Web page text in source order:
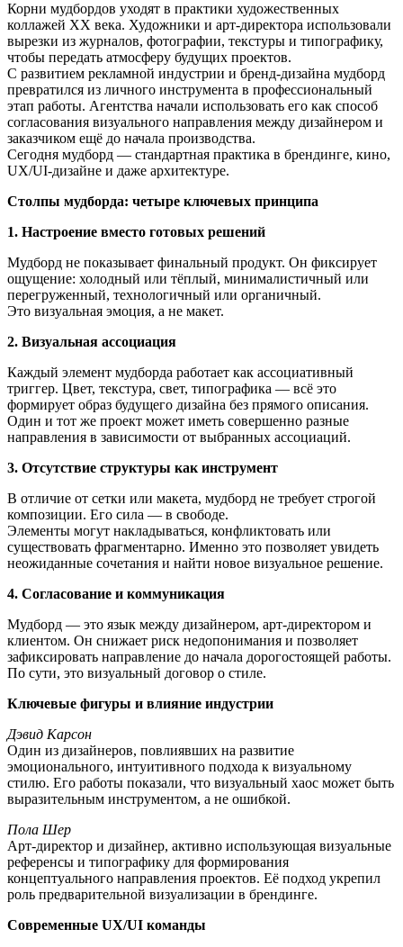
Корни мудбордов уходят в практики художественных
коллажей XX века. Художники и арт-директора использовали
вырезки из журналов, фотографии, текстуры и типографику,
чтобы передать атмосферу будущих проектов.
С развитием рекламной индустрии и бренд-дизайна мудборд
превратился из личного инструмента в профессиональный
этап работы. Агентства начали использовать его как способ
согласования визуального направления между дизайнером и
заказчиком ещё до начала производства.
Сегодня мудборд — стандартная практика в брендинге, кино,
UX/UI-дизайне и даже архитектуре.
Столпы мудборда: четыре ключевых принципа
1. Настроение вместо готовых решений
Мудборд не показывает финальный продукт. Он фиксирует
ощущение: холодный или тёплый, минималистичный или
перегруженный, технологичный или органичный.
Это визуальная эмоция, а не макет.
2. Визуальная ассоциация
Каждый элемент мудборда работает как ассоциативный
триггер. Цвет, текстура, свет, типографика — всё это
формирует образ будущего дизайна без прямого описания.
Один и тот же проект может иметь совершенно разные
направления в зависимости от выбранных ассоциаций.
3. Отсутствие структуры как инструмент
В отличие от сетки или макета, мудборд не требует строгой
композиции. Его сила — в свободе.
Элементы могут накладываться, конфликтовать или
существовать фрагментарно. Именно это позволяет увидеть
неожиданные сочетания и найти новое визуальное решение.
4. Согласование и коммуникация
Мудборд — это язык между дизайнером, арт-директором и
клиентом. Он снижает риск недопонимания и позволяет
зафиксировать направление до начала дорогостоящей работы.
По сути, это визуальный договор о стиле.
Ключевые фигуры и влияние индустрии
Дэвид Карсон
Один из дизайнеров, повлиявших на развитие
эмоционального, интуитивного подхода к визуальному
стилю. Его работы показали, что визуальный хаос может быть
выразительным инструментом, а не ошибкой.
Пола Шер
Арт-директор и дизайнер, активно использующая визуальные
референсы и типографику для формирования
концептуального направления проектов. Её подход укрепил
роль предварительной визуализации в брендинге.
Современные UX/UI команды